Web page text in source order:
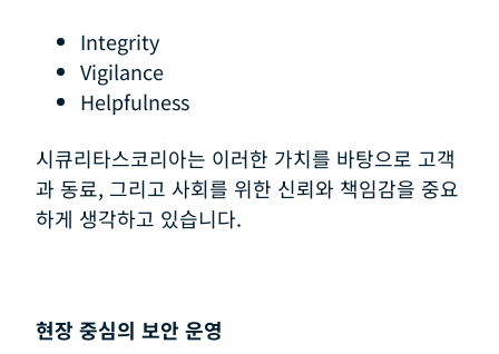
Integrity
Vigilance
Helpfulness
시큐리타스코리아는 이러한 가치를 바탕으로 고객
과 동료, 그리고 사회를 위한 신뢰와 책임감을 중요
하게 생각하고 있습니다.
현장 중심의 보안 운영